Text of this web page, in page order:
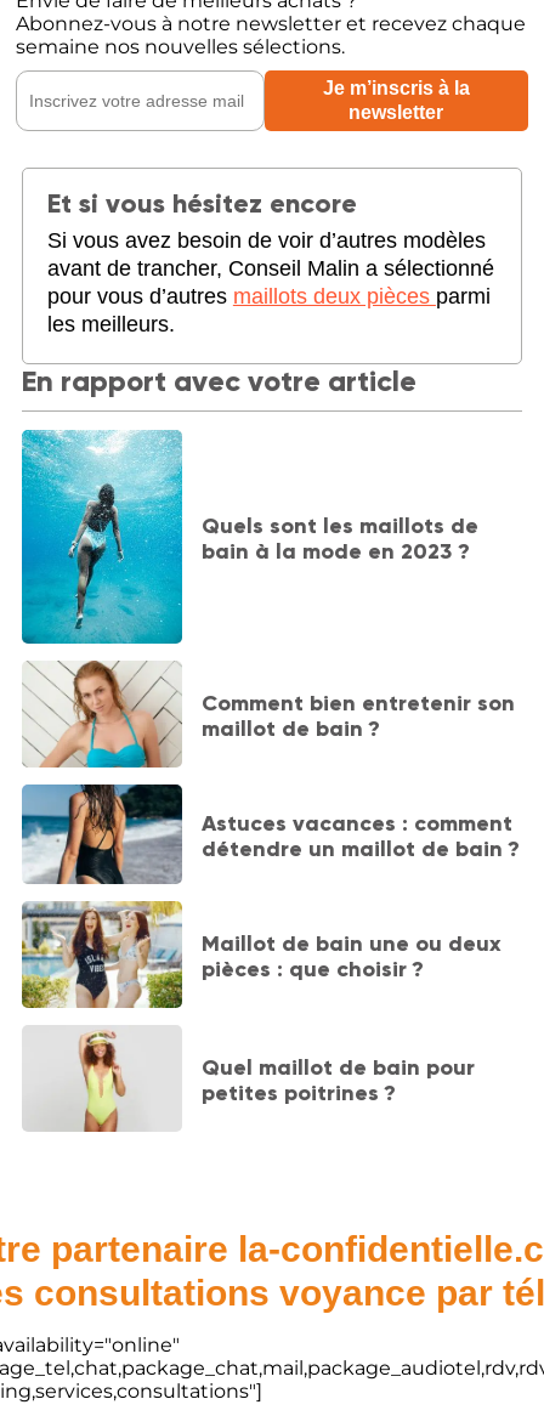
Abonnez-vous à notre newsletter et recevez chaque
semaine nos nouvelles sélections.
Et si vous hésitez encore
Si vous avez besoin de voir d’autres modèles
avant de trancher, Conseil Malin a sélectionné
pour vous d’autres maillots deux pièces parmi
les meilleurs.
En rapport avec votre article
Quels sont les maillots de
bain à la mode en 2023 ?
Comment bien entretenir son
maillot de bain ?
Astuces vacances : comment
détendre un maillot de bain ?
Maillot de bain une ou deux
pièces : que choisir ?
Quel maillot de bain pour
petites poitrines ?
partenaire la-
consultations voyance par